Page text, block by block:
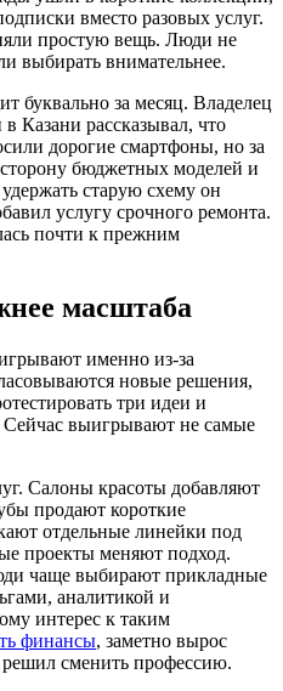
вместо разовых услуг.
простую вещь. Люди не
выбирать внимательнее.
буквально за месяц. Владелец
Казани рассказывал, что
дорогие смартфоны, но за
бюджетных моделей и
старую схему он
услугу срочного ремонта.
почти к прежним
масштаба
именно из-за
новые решения,
три идеи и
Сейчас выигрывают не самые
Салоны красоты добавляют
продают короткие
отдельные линейки под
проекты меняют подход.
чаще выбирают прикладные
аналитикой и
интерес к таким
финансы, заметно вырос
сменить профессию.